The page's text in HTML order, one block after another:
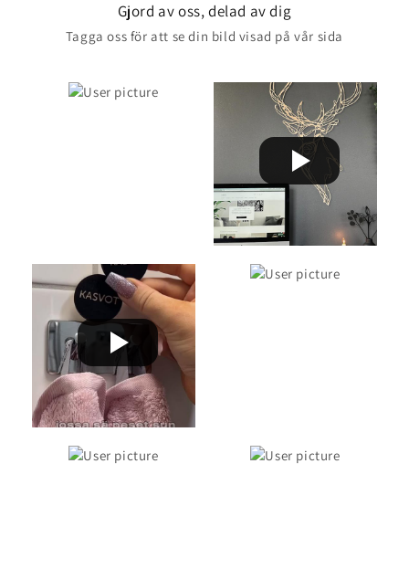
Gjord av oss, delad av dig
Tagga oss för att se din bild visad på vår sida